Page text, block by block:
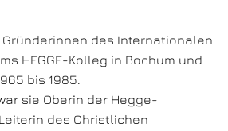
des Internationalen
HEGGE-Kolleg in Bochum und
bis 1985.
sie Oberin der Hegge-
des Christlichen